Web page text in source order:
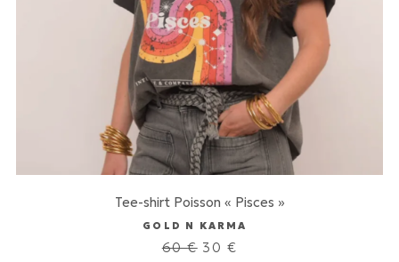
Tee-shirt Poisson « Pisces »
GOLD N KARMA
60€ Le
30 €